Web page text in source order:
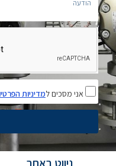
אני מסכים למדיניות